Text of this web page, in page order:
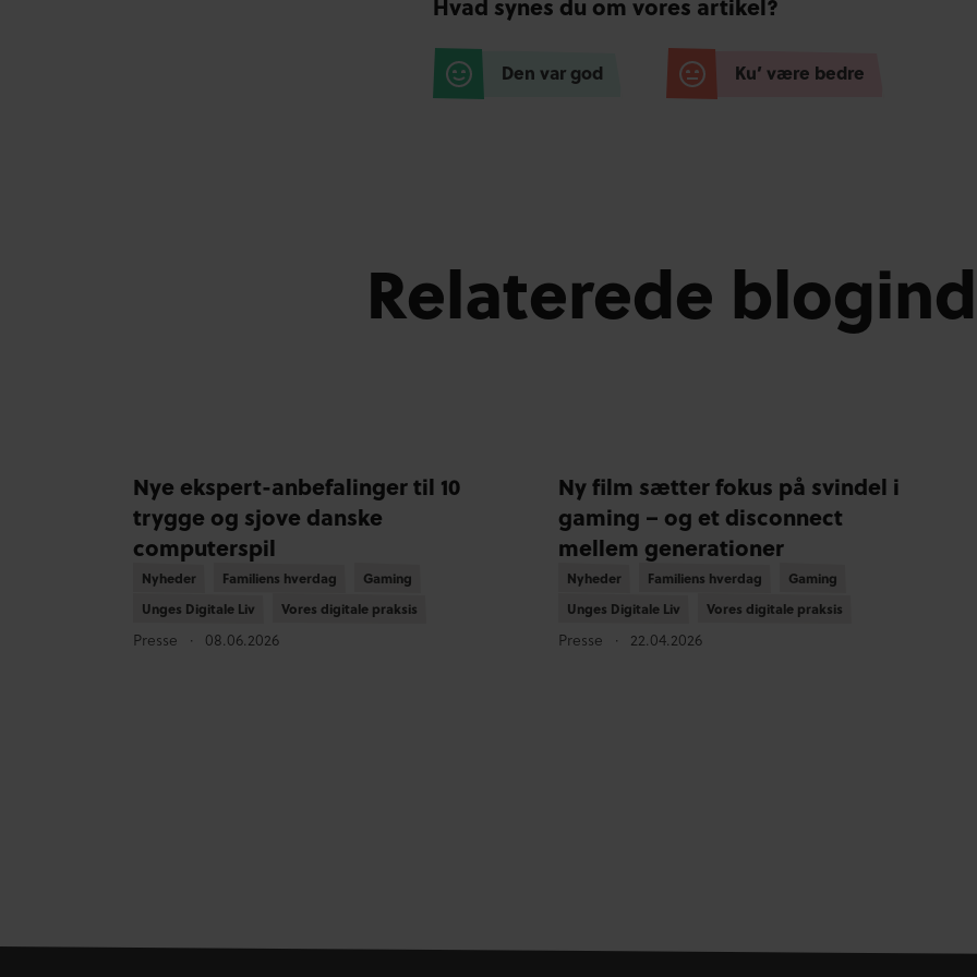
Den var god Ku’ være bedre
Relaterede
Nye ekspert-anbefalinger til 10
trygge og sjove danske
computerspil
Nyheder
Nyheder Familiens hverdag
Familiens hverdag Gaming
Gaming
Unges Digitale Liv
Unges Digitale Liv Vores digitale praksis
Vores digitale praksis
Presse 08.06.2026
Ny film sætter fokus på svindel i
gaming – og et disconnect
mellem generationer
Nyheder
Nyheder Familiens hverdag
Familiens hverdag Gaming
Gaming
Unges Digitale Liv
Unges Digitale Liv Vores digitale praksis
Vores digitale praksis
Presse 22.04.2026